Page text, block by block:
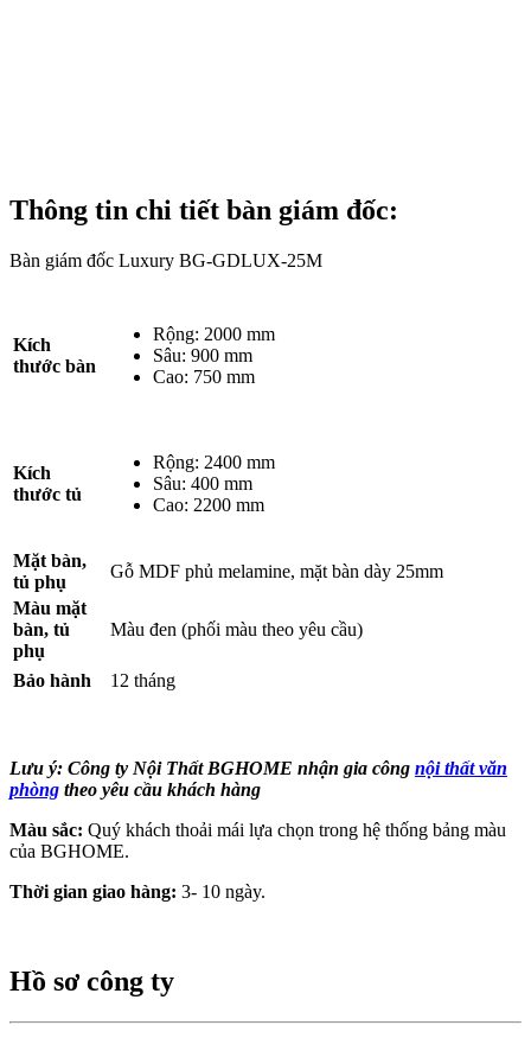
Thông tin chi tiết bàn giám đốc:
Bàn giám đốc Luxury BG-GDLUX-25M
Kích
thước bàn
Rộng: 2000 mm
Sâu: 900 mm
Cao: 750 mm
Kích
thước tủ
Rộng: 2400 mm
Sâu: 400 mm
Cao: 2200 mm
Mặt bàn,
tủ phụ
Gỗ MDF phủ melamine, mặt bàn dày 25mm
Màu mặt
bàn, tủ
phụ
Màu đen (phối màu theo yêu cầu)
Bảo hành 12 tháng
Lưu ý: Công ty Nội Thất BGHOME nhận gia công nội thất văn
phòng theo yêu cầu khách hàng
Màu sắc: Quý khách thoải mái lựa chọn trong hệ thống bảng màu
của BGHOME.
Thời gian giao hàng: 3- 10 ngày.
Hồ sơ công ty